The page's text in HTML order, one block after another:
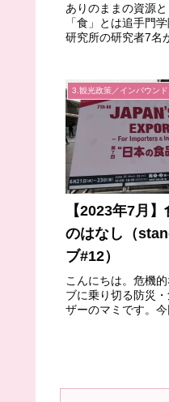
ありのままの資源
「食」とは追手門
研究所の研究者7名
らなる本書は、キ
大阪「北摂」地域
池田市、箕面市、
津市、高槻市、島
【2023年7月
のはなし（
ブ#12）
こんにちは。危機
ブに乗り切る防災
ザーのマミです。今
月に「日本の食品